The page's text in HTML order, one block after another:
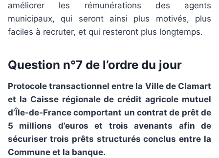
améliorer les rémunérations des agents
municipaux, qui seront ainsi plus motivés, plus
faciles à recruter, et qui resteront plus longtemps.
Question n°7 de l’ordre du jour
Protocole transactionnel entre la Ville de Clamart
et la Caisse régionale de crédit agricole mutuel
d’Île-de-France comportant un contrat de prêt de
5 millions d’euros et trois avenants afin de
sécuriser trois prêts structurés conclus entre la
Commune et la banque.